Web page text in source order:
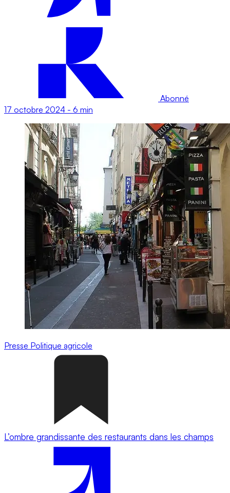
Abonné
17 octobre 2024 - 6 min
Presse Politique agricole
L’ombre grandissante des restaurants dans les champs